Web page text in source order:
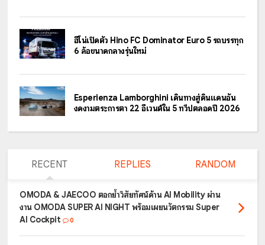
ฮีโน่เปิดตัว Hino FC Dominator Euro 5 รถบรรทุก
6 ล้อขนาดกลางรุ่นใหม่
Esperienza Lamborghini เดินทางสู่ดินแดนอัน
งดงามตระการตา 22 อีเวนต์ใน 5 ทวีปตลอดปี 2026
RECENT REPLIES RANDOM
OMODA & JAECOO ตอกย้ำวิสัยทัศน์ด้าน AI Mobility ผ่าน
งาน OMODA SUPER AI NIGHT พร้อมเผยนวัตกรรม Super
AI Cockpit
0